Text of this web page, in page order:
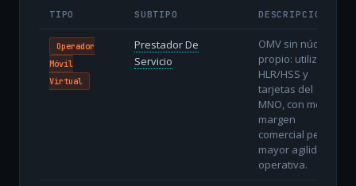
TIPO SUBTIPO DESCRIPCIÓN
Operador
Móvil
Virtual
Prestador De
Servicio
OMV sin núcleo
propio: utiliza
HLR/HSS y
tarjetas del
MNO, con menor
margen
comercial pero
mayor agilidad
operativa.